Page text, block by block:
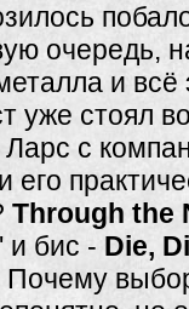
очередь,
и всё
уже стоял
с
Through the
и бис - Die,
Почему